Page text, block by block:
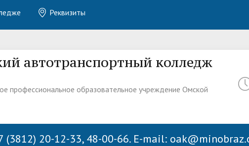
Реквизиты
автотранспортный колледж
профессиональное образовательное учреждение Омской
(3812) 20-12-33, 48-00-66. E-mail: